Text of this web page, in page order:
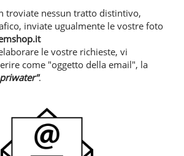
nessun tratto distintivo,
inviate ugualmente le vostre foto
le vostre richieste, vi
come "oggetto della email", la
.